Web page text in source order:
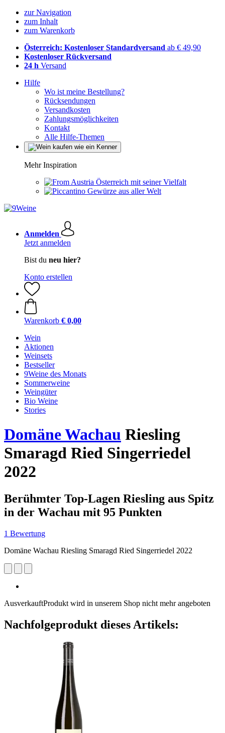
zur Navigation
zum Inhalt
zum Warenkorb
Österreich: Kostenloser Standardversand ab € 49,90
Kostenloser Rückversand
24 h Versand
Hilfe
Wo ist meine Bestellung?
Rücksendungen
Versandkosten
Zahlungsmöglichkeiten
Kontakt
Alle Hilfe-Themen
Mehr Inspiration
Österreich mit seiner Vielfalt
Gewürze aus aller Welt
Anmelden
Jetzt anmelden
Bist du neu hier?
Konto erstellen
Warenkorb € 0,00
Wein
Aktionen
Weinsets
Bestseller
9Weine des Monats
Sommerweine
Weingüter
Bio Weine
Stories
Domäne Wachau Riesling
Smaragd Ried Singerriedel
2022
Berühmter Top-Lagen Riesling aus Spitz
in der Wachau mit 95 Punkten
1 Bewertung
Domäne Wachau Riesling Smaragd Ried Singerriedel 2022
AusverkauftProdukt wird in unserem Shop nicht mehr angeboten
Nachfolgeprodukt dieses Artikels: